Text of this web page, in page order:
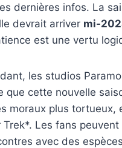
dernières infos. La
devrait arriver mi-
est une vertu
les studios
que cette nouvelle
moraux plus tortueux,
Les fans
avec des